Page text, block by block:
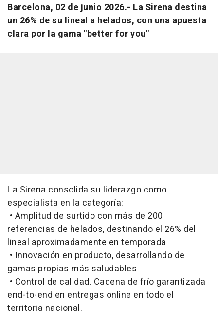
Barcelona, 02 de junio 2026.- La Sirena destina
un 26% de su lineal a helados, con una apuesta
clara por la gama "better for you"
La Sirena consolida su liderazgo como
especialista en la categoría:
• Amplitud de surtido con más de 200
referencias de helados, destinando el 26% del
lineal aproximadamente en temporada
• Innovación en producto, desarrollando de
gamas propias más saludables
• Control de calidad. Cadena de frío garantizada
end-to-end en entregas online en todo el
territoria nacional.